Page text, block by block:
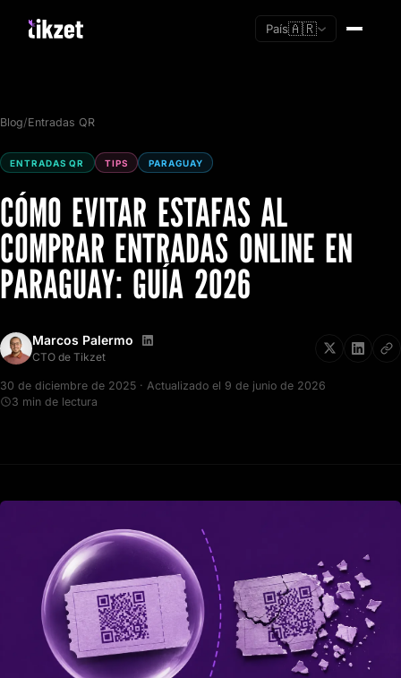
País🇦🇷
Soy nuevo
Ya tengo cuenta
Blog/Entradas QR
ENTRADAS QR TIPS PARAGUAY
CÓMO EVITAR ESTAFAS AL
COMPRAR ENTRADAS ONLINE EN
PARAGUAY: GUÍA 2026
Marcos Palermo
CTO de Tikzet
30 de diciembre de 2025 · Actualizado el 9 de junio de 2026
3 min de lectura